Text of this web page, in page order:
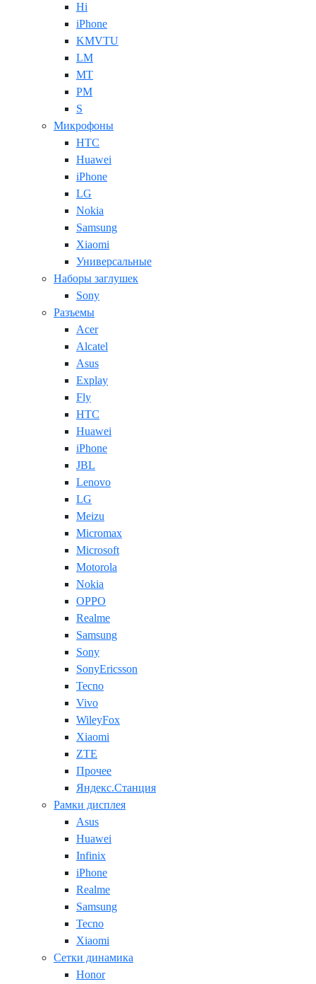
Hi
iPhone
KMVTU
LM
MT
PM
S
Микрофоны
HTC
Huawei
iPhone
LG
Nokia
Samsung
Xiaomi
Универсальные
Наборы заглушек
Sony
Разъемы
Acer
Alcatel
Asus
Explay
Fly
HTC
Huawei
iPhone
JBL
Lenovo
LG
Meizu
Micromax
Microsoft
Motorola
Nokia
OPPO
Realme
Samsung
Sony
SonyEricsson
Tecno
Vivo
WileyFox
Xiaomi
ZTE
Прочее
Яндекс.Станция
Рамки дисплея
Asus
Huawei
Infinix
iPhone
Realme
Samsung
Tecno
Xiaomi
Сетки динамика
Honor